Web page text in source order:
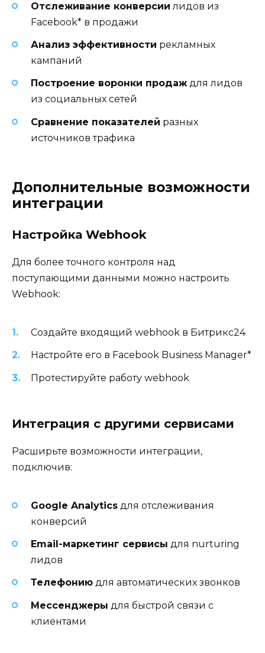
Отслеживание конверсии лидов из
Facebook* в продажи
Анализ эффективности рекламных
кампаний
Построение воронки продаж для лидов
из социальных сетей
Сравнение показателей разных
источников трафика
Дополнительные возможности
интеграции
Настройка Webhook
Для более точного контроля над
поступающими данными можно настроить
Webhook:
Создайте входящий webhook в Битрикс24
Настройте его в Facebook Business Manager*
Протестируйте работу webhook
Интеграция с другими сервисами
Расширьте возможности интеграции,
подключив:
Google Analytics для отслеживания
конверсий
Email-маркетинг сервисы для nurturing
лидов
Телефонию для автоматических звонков
Мессенджеры для быстрой связи с
клиентами